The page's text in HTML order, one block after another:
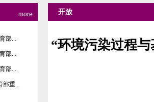
more
部...
部...
部...
部重...
开放
“环境污染过程